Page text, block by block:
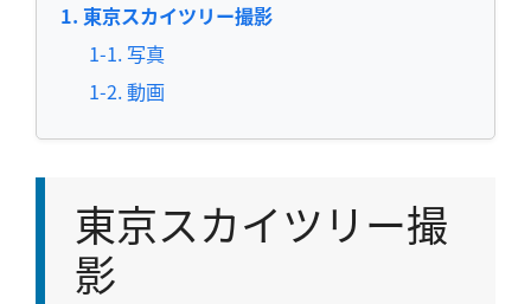
東京スカイツリー撮影
写真
動画
東京スカイツリー撮
影